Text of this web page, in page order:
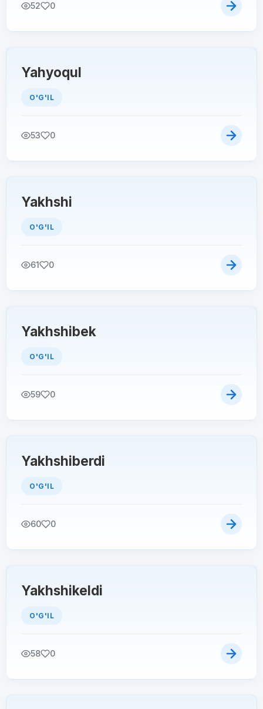
52 0
Yahyoqul
O'G'IL
53 0
Yakhshi
O'G'IL
61 0
Yakhshibek
O'G'IL
59 0
Yakhshiberdi
O'G'IL
60 0
Yakhshikeldi
O'G'IL
58 0